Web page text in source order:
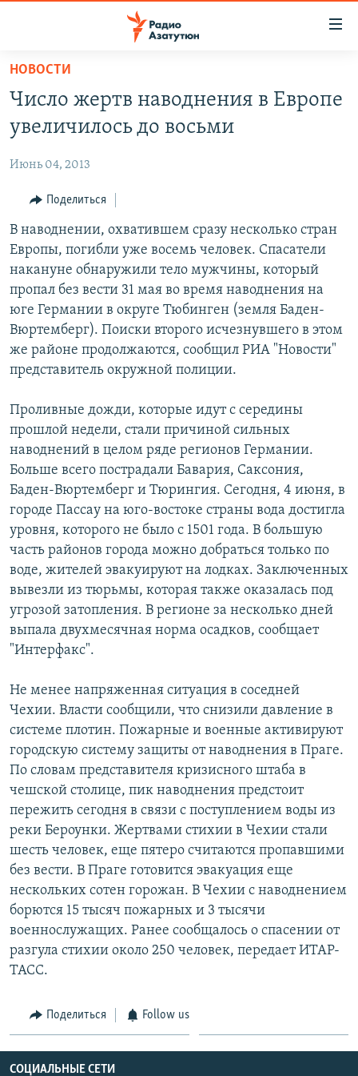
Перейти
основному
содержанию
Перейти
навигации
Перейти
поиску
ОБЩЕСТВО
ЭКОНОМИКА
РЕГИОН
НАГОРНЫЙ КАРАБАХ
КУЛЬТУРА
СПОРТ
АРХИВ
English
Русский
Все сайты Радио Азатутюн
НОВОСТИ
Число жертв наводнения в Европе
увеличилось до восьми
Июнь 04, 2013
Поделиться
В наводнении, охватившем сразу несколько стран
Европы, погибли уже восемь человек. Спасатели
накануне обнаружили тело мужчины, который
пропал без вести 31 мая во время наводнения на
юге Германии в округе Тюбинген (земля Баден-
Вюртемберг). Поиски второго исчезнувшего в этом
же районе продолжаются, сообщил РИА "Новости"
представитель окружной полиции.
Проливные дожди, которые идут с середины
прошлой недели, стали причиной сильных
наводнений в целом ряде регионов Германии.
Больше всего пострадали Бавария, Саксония,
Баден-Вюртемберг и Тюрингия. Сегодня, 4 июня, в
городе Пассау на юго-востоке страны вода достигла
уровня, которого не было с 1501 года. В большую
часть районов города можно добраться только по
воде, жителей эвакуируют на лодках. Заключенных
вывезли из тюрьмы, которая также оказалась под
угрозой затопления. В регионе за несколько дней
выпала двухмесячная норма осадков, сообщает
"Интерфакс".
Не менее напряженная ситуация в соседней
Чехии. Власти сообщили, что снизили давление в
системе плотин. Пожарные и военные активируют
городскую систему защиты от наводнения в Праге.
По словам представителя кризисного штаба в
чешской столице, пик наводнения предстоит
пережить сегодня в связи с поступлением воды из
реки Бероунки. Жертвами стихии в Чехии стали
шесть человек, еще пятеро считаются пропавшими
без вести. В Праге готовится эвакуация еще
нескольких сотен горожан. В Чехии с наводнением
борются 15 тысяч пожарных и 3 тысячи
военнослужащих. Ранее сообщалось о спасении от
разгула стихии около 250 человек, передает ИТАР-
ТАСС.
Поделиться Follow us
СОЦИАЛЬНЫЕ СЕТИ